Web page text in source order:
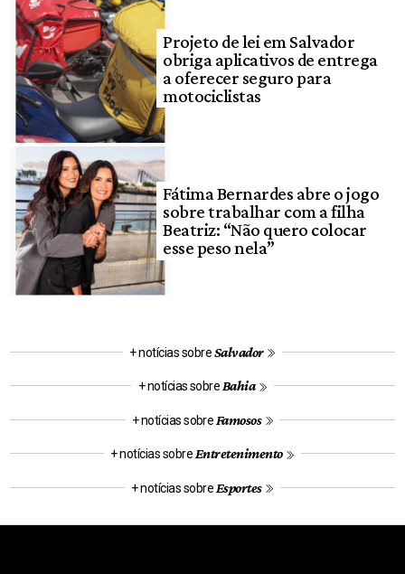
Projeto de lei em Salvador
obriga aplicativos de entrega
a oferecer seguro para
motociclistas
Fátima Bernardes abre o jogo
sobre trabalhar com a filha
Beatriz: “Não quero colocar
esse peso nela”
+ notícias sobreSalvador
+ notícias sobre Bahia
+ notícias sobre Famosos
+ notícias sobre Entretenimento
+ notícias sobre Esportes